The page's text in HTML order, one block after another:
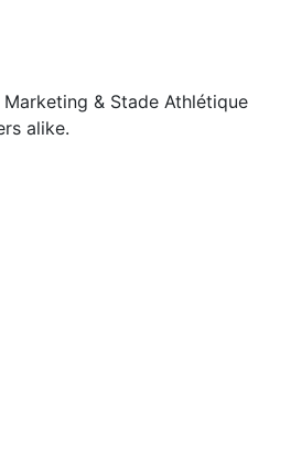
& Stade Athlétique
alike.